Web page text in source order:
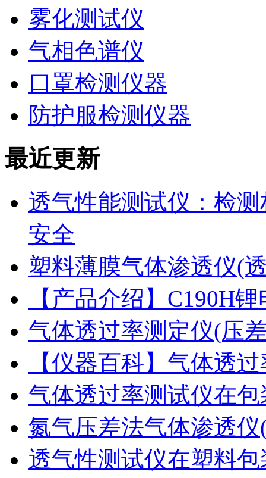
雾化测试仪
气相色谱仪
口罩检测仪器
防护服检测仪器
最近更新
透气性能测试仪：检
安全
塑料薄膜气体渗透仪(
【产品介绍】C190H
气体透过率测定仪(压
【仪器百科】气体透
气体透过率测试仪在
氮气压差法气体渗透
透气性测试仪在塑料